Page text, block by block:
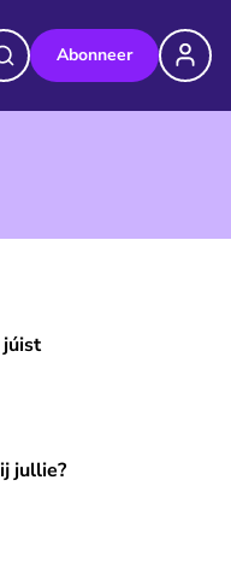
Abonneer
kinderen’
júist
jullie?